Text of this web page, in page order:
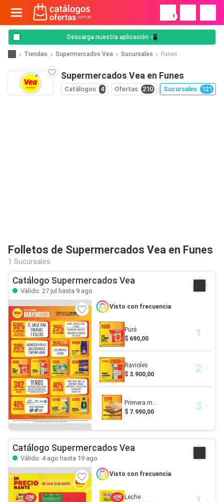
!
Descarga nuestra aplicación 📲
Tiendas Supermercados Vea Sucursales Funes
Supermercados Vea en Funes
Catálogos 4 Ofertas 210 Sucursales 121
Folletos de Supermercados Vea en Funes
1 Sucursales
Catálogo Supermercados Vea
Válido: 27 jul hasta 9 ago
Visto con frecuencia
Puré
$ 690,00
Ravioles
$ 3.900,00
Primera m...
$ 7.990,00
Catálogo Supermercados Vea
Válido: 4 ago hasta 19 ago
Visto con frecuencia
Leche